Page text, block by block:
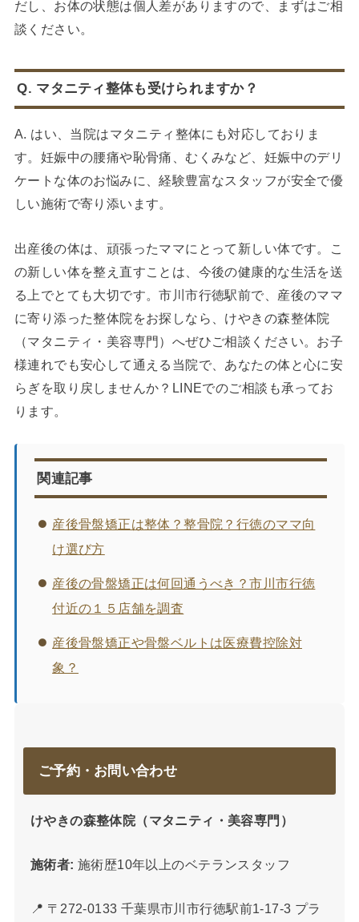
だし、お体の状態は個人差がありますので、まずはご相
談ください。
Q. マタニティ整体も受けられますか？
A. はい、当院はマタニティ整体にも対応しておりま
す。妊娠中の腰痛や恥骨痛、むくみなど、妊娠中のデリ
ケートな体のお悩みに、経験豊富なスタッフが安全で優
しい施術で寄り添います。
出産後の体は、頑張ったママにとって新しい体です。こ
の新しい体を整え直すことは、今後の健康的な生活を送
る上でとても大切です。市川市行徳駅前で、産後のママ
に寄り添った整体院をお探しなら、けやきの森整体院
（マタニティ・美容専門）へぜひご相談ください。お子
様連れでも安心して通える当院で、あなたの体と心に安
らぎを取り戻しませんか？LINEでのご相談も承ってお
ります。
関連記事
産後骨盤矯正は整体？整骨院？行徳のママ向
け選び方
産後の骨盤矯正は何回通うべき？市川市行徳
付近の１５店舗を調査
産後骨盤矯正や骨盤ベルトは医療費控除対
象？
ご予約・お問い合わせ
けやきの森整体院（マタニティ・美容専門）
施術者: 施術歴10年以上のベテランスタッフ
📍 〒272-0133 千葉県市川市行徳駅前1-17-3 プラ